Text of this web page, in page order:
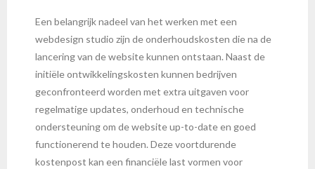
Een belangrijk nadeel van het werken met een
webdesign studio zijn de onderhoudskosten die na de
lancering van de website kunnen ontstaan. Naast de
initiële ontwikkelingskosten kunnen bedrijven
geconfronteerd worden met extra uitgaven voor
regelmatige updates, onderhoud en technische
ondersteuning om de website up-to-date en goed
functionerend te houden. Deze voortdurende
kostenpost kan een financiële last vormen voor